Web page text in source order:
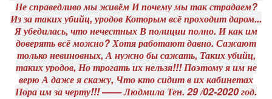
Не справедливо мы живём И почему мы так страдаем?
Из за таких убийц, уродов Которым всё проходит даром...
Я убедилась, что нечестных В полиции полно. И как им
доверять всё можно? Хотя работают давно. Сажают
только невиновных, А нужно бы сажать, Таких убийц,
таких уродов, Но трогать их нельзя!!! Поэтому я им не
верю А даже я скажу, Что кто сидит в их кабинетах
Пора им за черту!!! —— Людмила Тен. 29 /02-2020 год.